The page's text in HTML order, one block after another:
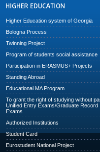
Higher Education system of Georgia
Bologna Process
Twinning Project
Program of students social assistance
Participation in ERASMUS+ Projects
Standing Abroad
Educational MA Program
To grant the right of studying without
Unified Entry Exams/Graduate Record
Exams
Authorized Institutions
Student Card
Eurostudent National Project